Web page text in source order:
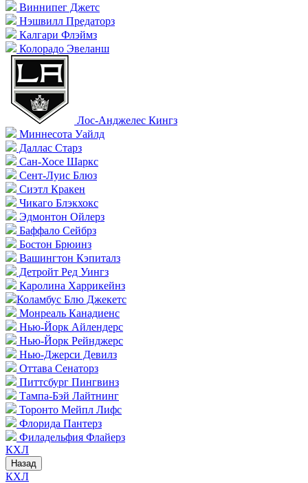
Виннипег Джетс
Нэшвилл Предаторз
Калгари Флэймз
Колорадо Эвеланш
Лос-Анджелес Кингз
Миннесота Уайлд
Даллас Старз
Сан-Хосе Шаркс
Сент-Луис Блюз
Сиэтл Кракен
Чикаго Блэкхокс
Эдмонтон Ойлерз
Баффало Сейбрз
Бостон Брюинз
Вашингтон Кэпиталз
Детройт Ред Уингз
Каролина Харрикейнз
Коламбус Блю Джекетс
Монреаль Канадиенс
Нью-Йорк Айлендерс
Нью-Йорк Рейнджерс
Нью-Джерси Девилз
Оттава Сенаторз
Питтсбург Пингвинз
Тампа-Бэй Лайтнинг
Торонто Мейпл Лифс
Флорида Пантерз
Филадельфия Флайерз
КХЛ
Назад
КХЛ